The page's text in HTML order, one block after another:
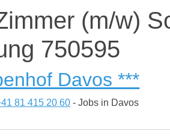
(m/w)
750595
Davos ***
81 415 20 60 - Jobs in Davos